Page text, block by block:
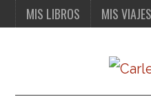
MIS LIBROS MIS VIAJES